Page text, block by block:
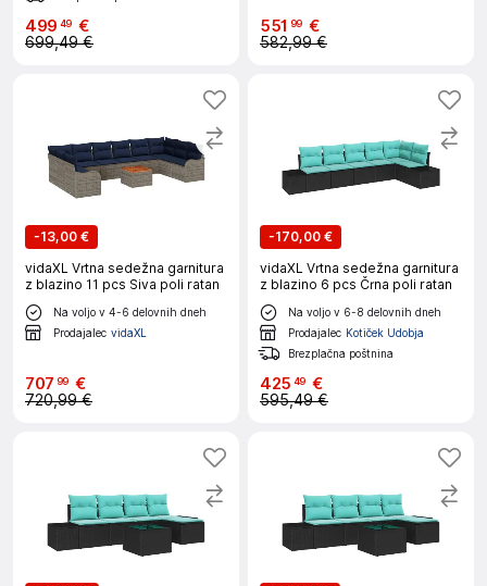
499 49 €
699,49 €
551 99 €
582,99 €
-13,00 €
vidaXL Vrtna sedežna garnitura
z blazino 11 pcs Siva poli ratan
Na voljo v 4-6 delovnih dneh
Prodajalec vidaXL
707 99 €
720,99 €
-170,00 €
vidaXL Vrtna sedežna garnitura
z blazino 6 pcs Črna poli ratan
Na voljo v 6-8 delovnih dneh
Prodajalec Kotiček Udobja
Brezplačna poštnina
425 49 €
595,49 €